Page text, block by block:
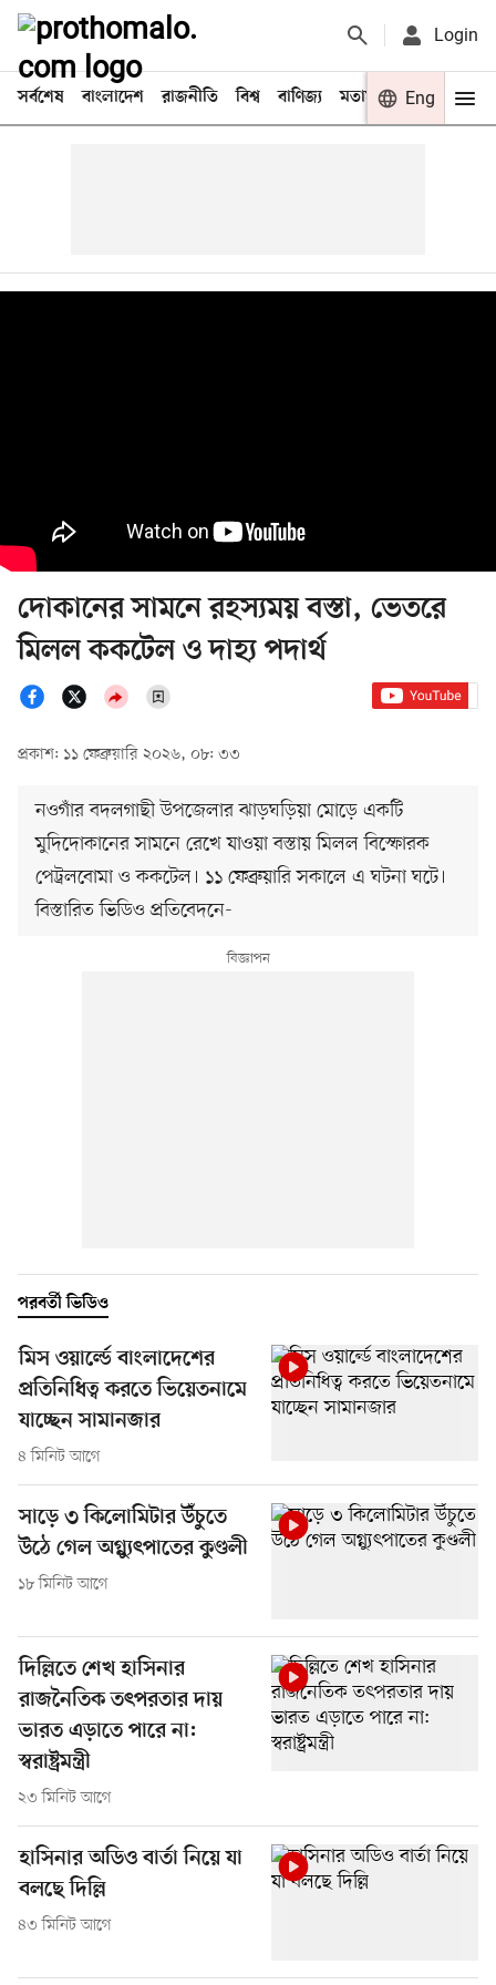
Login
সর্বশেষ বাংলাদেশ রাজনীতি বিশ্ব বাণিজ্য মতামত খেলা
Eng
দোকানের সামনে রহস্যময় বস্তা, ভেতরে
মিলল ককটেল ও দাহ্য পদার্থ
প্রকাশ: ১১ ফেব্রুয়ারি ২০২৬, ০৮: ৩৩
নওগাঁর বদলগাছী উপজেলার ঝাড়ঘড়িয়া মোড়ে একটি
মুদিদোকানের সামনে রেখে যাওয়া বস্তায় মিলল বিস্ফোরক
পেট্রলবোমা ও ককটেল। ১১ ফেব্রুয়ারি সকালে এ ঘটনা ঘটে।
বিস্তারিত ভিডিও প্রতিবেদনে-
পরবর্তী ভিডিও
মিস ওয়ার্ল্ডে বাংলাদেশের
প্রতিনিধিত্ব করতে ভিয়েতনামে
যাচ্ছেন সামানজার
৪ মিনিট আগে
সাড়ে ৩ কিলোমিটার উঁচুতে
উঠে গেল অগ্ন্যুৎপাতের কুণ্ডলী
১৮ মিনিট আগে
দিল্লিতে শেখ হাসিনার
রাজনৈতিক তৎপরতার দায়
ভারত এড়াতে পারে না:
স্বরাষ্ট্রমন্ত্রী
২৩ মিনিট আগে
হাসিনার অডিও বার্তা নিয়ে যা
বলছে দিল্লি
৪৩ মিনিট আগে